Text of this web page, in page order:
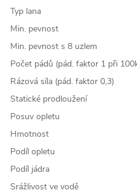
Typ lana
Min. pevnost
Min. pevnost s 8 uzlem
Počet pádů (pád. faktor 1 při
Rázová síla (pád. faktor 0,3)
Statické prodloužení
Posuv opletu
Hmotnost
Podíl opletu
Podíl jádra
Srážlivost ve vodě